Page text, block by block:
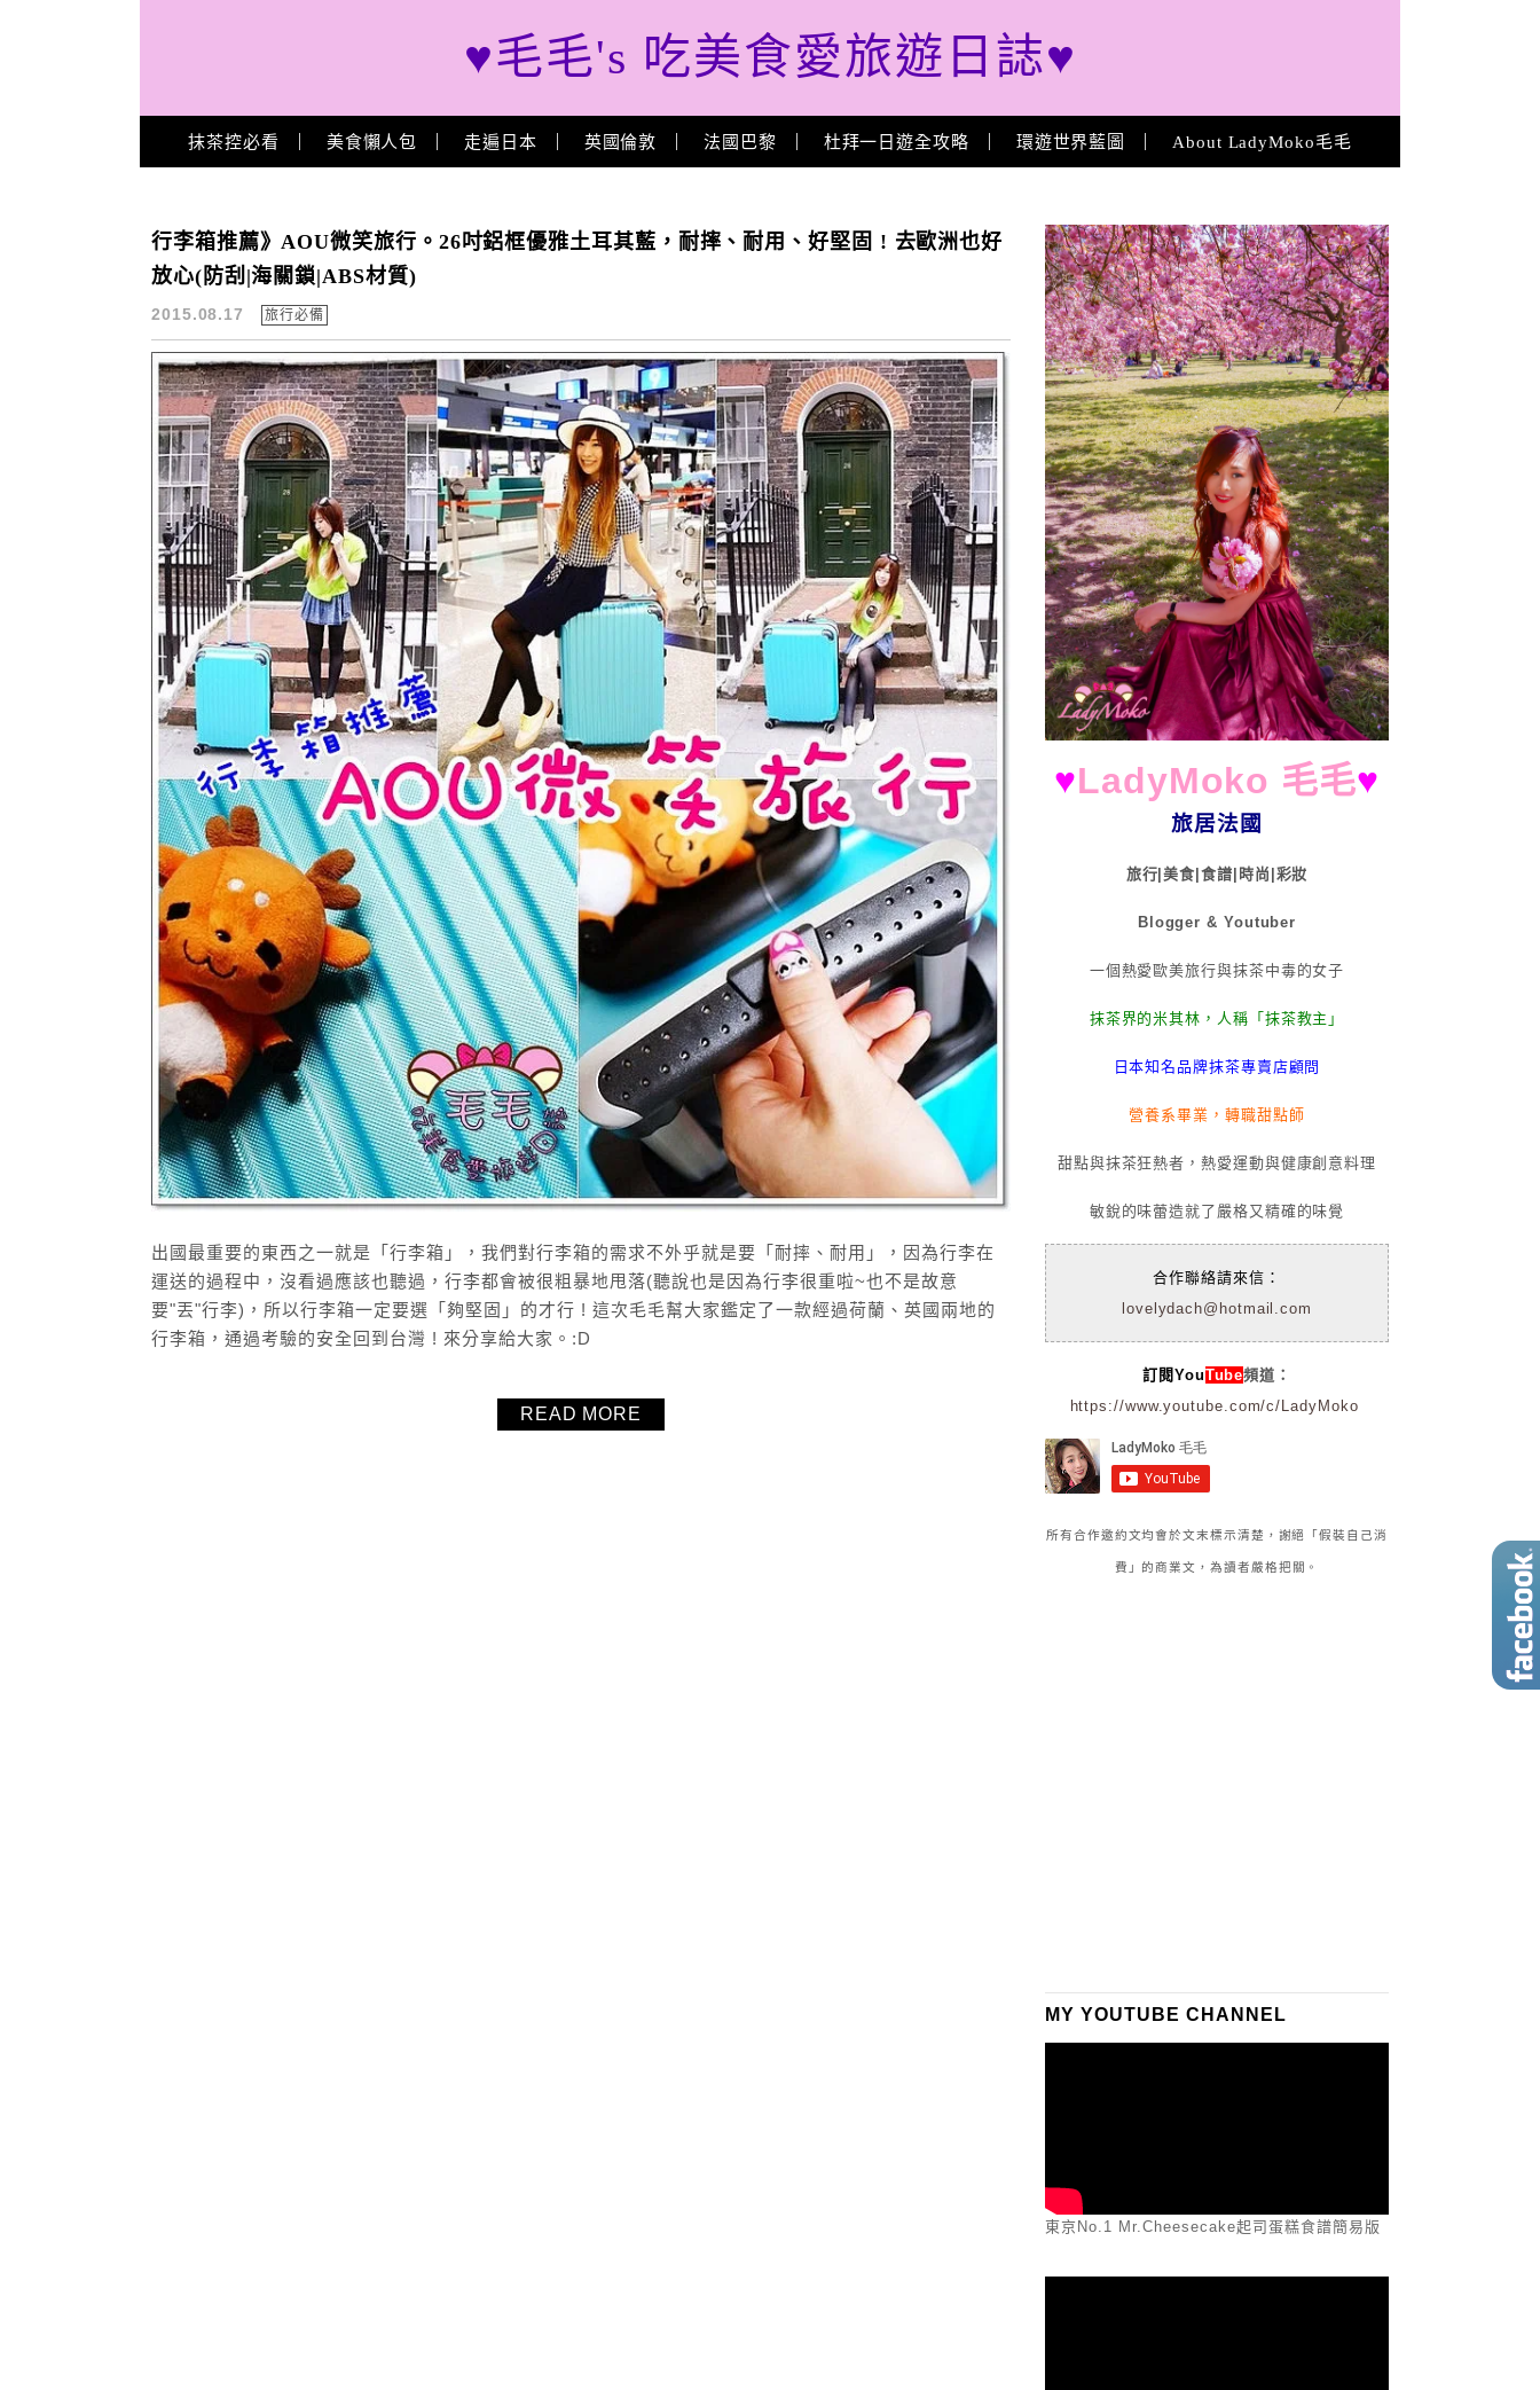
♥毛毛's 吃美食愛旅遊日誌♥
Main Menu
抹茶控必看 美食懶人包 走遍日本 英國倫敦 法國巴黎 杜拜一日遊全攻略 環遊世界藍圖 About LadyMoko毛毛
AOU微笑旅行
行李箱推薦》AOU微笑旅行。26吋鋁框優雅土耳其藍，耐摔、耐用、好堅固 ! 去歐洲也好
放心(防刮|海關鎖|ABS材質)
2015.08.17 旅行必備
出國最重要的東西之一就是「行李箱」，我們對行李箱的需求不外乎就是要「耐摔、耐用」，因為行李在
運送的過程中，沒看過應該也聽過，行李都會被很粗暴地甩落(聽說也是因為行李很重啦~也不是故意
要"丟"行李)，所以行李箱一定要選「夠堅固」的才行 ! 這次毛毛幫大家鑑定了一款經過荷蘭、英國兩地的
行李箱，通過考驗的安全回到台灣 ! 來分享給大家。:D
READ MORE
About
♥LadyMoko 毛毛♥
旅居法國
旅行|美食|食譜|時尚|彩妝
Blogger & Youtuber
一個熱愛歐美旅行與抹茶中毒的女子
抹茶界的米其林，人稱「抹茶教主」
日本知名品牌抹茶專賣店顧問
營養系畢業，轉職甜點師
甜點與抹茶狂熱者，熱愛運動與健康創意料理
敏銳的味蕾造就了嚴格又精確的味覺
合作聯絡請來信：
lovelydach@hotmail.com
訂閱YouTube頻道：
https://www.youtube.com/c/LadyMoko
所有合作邀約文均會於文末標示清楚，謝絕「假裝自己消
費」的商業文，為讀者嚴格把關。
MY YOUTUBE CHANNEL
東京No.1 Mr.Cheesecake起司蛋糕食譜簡易版